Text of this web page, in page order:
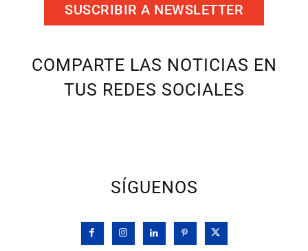
SUSCRIBIR A NEWSLETTER
COMPARTE LAS NOTICIAS EN
TUS REDES SOCIALES
SÍGUENOS